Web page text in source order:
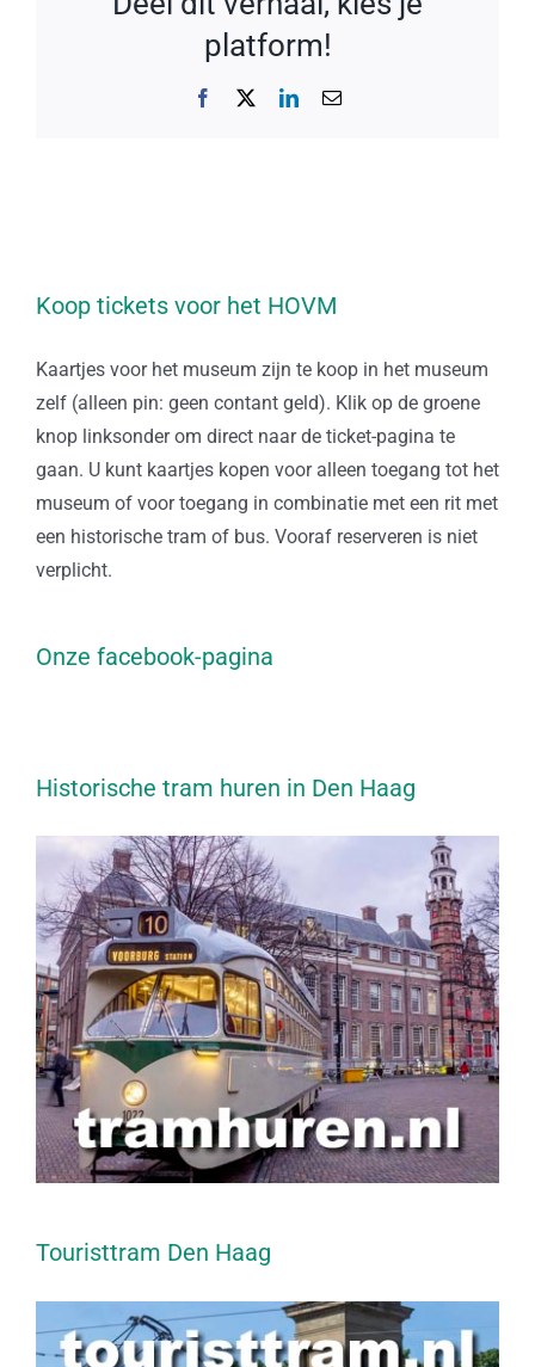
platform!
Facebook LinkedIn
E-
Koop tickets voor het HOVM
Kaartjes voor het museum zijn te koop in het museum
zelf (alleen pin: geen contant geld). Klik op de groene
knop linksonder om direct naar de ticket-pagina te
gaan. U kunt kaartjes kopen voor alleen toegang tot het
museum of voor toegang in combinatie met een rit met
een historische tram of bus. Vooraf reserveren is niet
verplicht.
Onze facebook-pagina
Historische tram huren in Den Haag
Touristtram Den Haag